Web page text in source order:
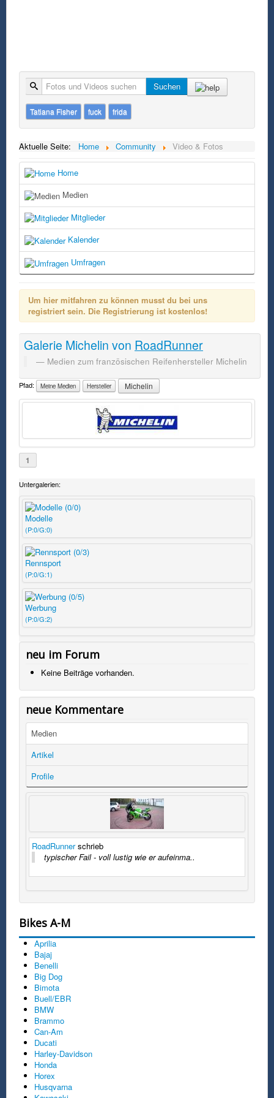
Suche Suchen
Tatiana Fisher fuck frida
Aktuelle Seite: Home Community Video & Fotos
Home
Medien
Mitglieder
Kalender
Umfragen
Um hier mitfahren zu können musst du bei uns
registriert sein. Die Registrierung ist kostenlos!
Galerie Michelin von RoadRunner
Medien zum französischen Reifenhersteller Michelin
Pfad: Meine Medien Hersteller Michelin
1
Untergalerien:
Modelle
(P:0/G:0)
Rennsport
(P:0/G:1)
Werbung
(P:0/G:2)
neu im Forum
Keine Beiträge vorhanden.
neue Kommentare
Medien
Artikel
Profile
RoadRunnerschrieb
typischer Fail - voll lustig wie er aufeinma..
Bikes A-M
Aprilia
Bajaj
Benelli
Big Dog
Bimota
Buell/EBR
BMW
Brammo
Can-Am
Ducati
Harley-Davidson
Honda
Horex
Husqvarna